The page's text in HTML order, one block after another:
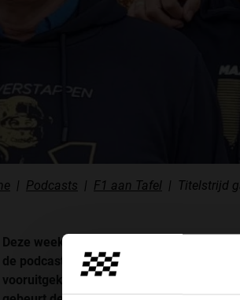
Podcasts F1 aan Tafel Titelstrijd
Deze week in de nieuwste aflevering van
de podcast van Grand Prix Radio, wordt
vooruitgekeken op de Grand Prix van
PRESENTATOREN
F1 AAN TAFEL
AUTOSPORT AAN TAFEL